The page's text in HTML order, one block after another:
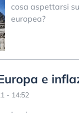
cosa aspettarsi
europea?
e
- 14:52